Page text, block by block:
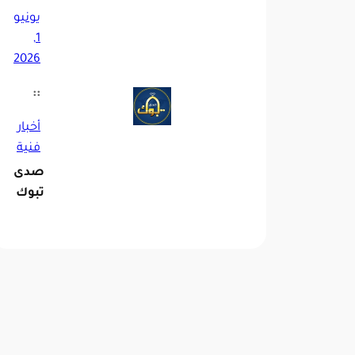
يونيو
1,
2026
::
أخبار
فنية
صدى
تبوك